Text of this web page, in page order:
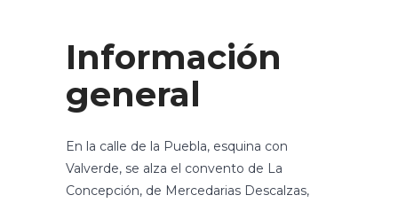
Información
general
En la calle de la Puebla, esquina con
Valverde, se alza el convento de La
Concepción, de Mercedarias Descalzas,